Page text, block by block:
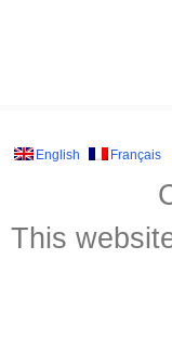
English Français
This